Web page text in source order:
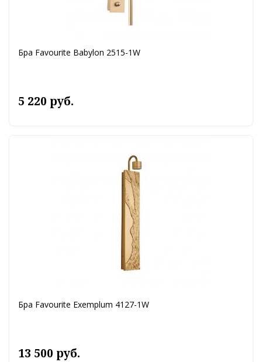
Бра Favourite Babylon 2515-1W
5 220 руб.
Бра Favourite Exemplum 4127-1W
13 500 руб.